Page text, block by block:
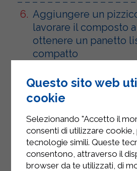
Aggiungere un
lavorare il composto
ottenere un panetto
compatto
tegame. Aggiungere il
patate e mescolare il
Spegnere il fuoco e
e noce moscata
Questo sito web
cookie
Selezionando "Accetto il
consenti di utilizzare cookie,
tecnologie simili. Queste
consentono, attraverso il
browser da te utilizzati, di